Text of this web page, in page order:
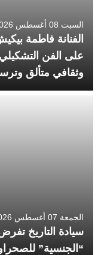
السبت 08 أغسطس 2026 - 12:59
الفنانة فاطمة
على الفن
وثقافي متألق
الجمعة 07 أغسطس 2026 - 9:00
سيادة التاريخ
“الجنسية”